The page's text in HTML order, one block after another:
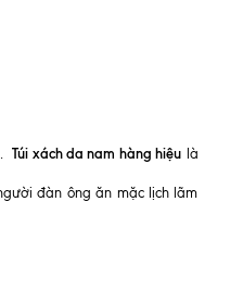
Túi xách da nam hàng hiệu là
đàn ông ăn mặc lịch lãm